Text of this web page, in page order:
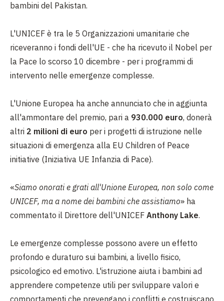
bambini del Pakistan.
L'UNICEF è tra le 5 Organizzazioni umanitarie che
riceveranno i fondi dell'UE - che ha ricevuto il Nobel per
la Pace lo scorso 10 dicembre - per i programmi di
intervento nelle emergenze complesse.
L'Unione Europea ha anche annunciato che in aggiunta
all'ammontare del premio, pari a 930.000 euro, donerà
altri 2 milioni di euro per i progetti di istruzione nelle
situazioni di emergenza alla EU Children of Peace
initiative (Iniziativa UE Infanzia di Pace).
«Siamo onorati e grati all'Unione Europea, non solo come
UNICEF, ma a nome dei bambini che assistiamo» ha
commentato il Direttore dell'UNICEF Anthony Lake.
Le emergenze complesse possono avere un effetto
profondo e duraturo sui bambini, a livello fisico,
psicologico ed emotivo. L'istruzione aiuta i bambini ad
apprendere competenze utili per sviluppare valori e
comportamenti che prevengano i conflitti e costruiscano